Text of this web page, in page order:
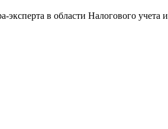
эксперта в области Налогового